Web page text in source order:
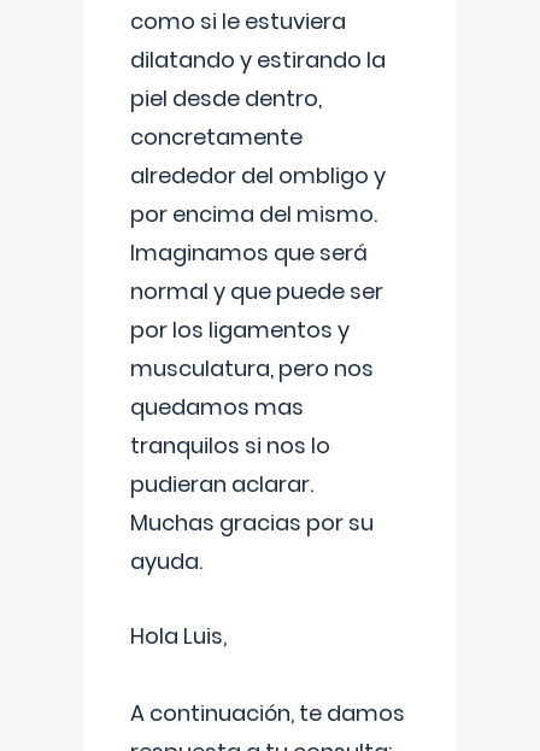
como si le estuviera
dilatando y estirando la
piel desde dentro,
concretamente
alrededor del ombligo y
por encima del mismo.
Imaginamos que será
normal y que puede ser
por los ligamentos y
musculatura, pero nos
quedamos mas
tranquilos si nos lo
pudieran aclarar.
Muchas gracias por su
ayuda.
Hola Luis,
A continuación, te damos